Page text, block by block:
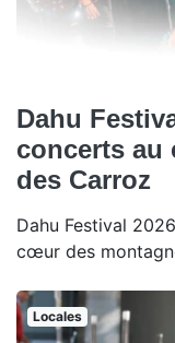
Dahu
concerts
des Carroz
Dahu Festival
cœur des
Locales